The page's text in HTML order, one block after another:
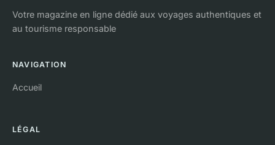
Votre magazine en ligne dédié aux voyages authentiques et
au tourisme responsable
NAVIGATION
Accueil
LÉGAL